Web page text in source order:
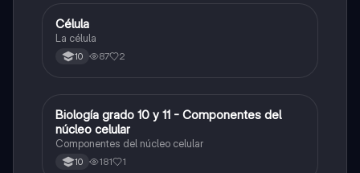
Biologia
Célula
La célula
10 87 2
Biologia
Biología grado 10 y 11 - Componentes del
núcleo celular
Componentes del núcleo celular
10 181 1